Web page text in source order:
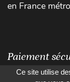
en France
Paiement
Ce site utilise